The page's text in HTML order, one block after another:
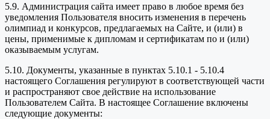
5.9. Администрация сайта имеет право в любое время без
уведомления Пользователя вносить изменения в перечень
олимпиад и конкурсов, предлагаемых на Сайте, и (или) в
цены, применимые к дипломам и сертификатам по и (или)
оказываемым услугам.
5.10. Документы, указанные в пунктах 5.10.1 - 5.10.4
настоящего Соглашения регулируют в соответствующей части
и распространяют свое действие на использование
Пользователем Сайта. В настоящее Соглашение включены
следующие документы: